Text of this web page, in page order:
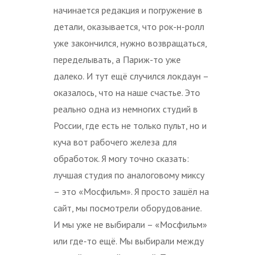
начинается редакция и погружение в
детали, оказывается, что рок-н-ролл
уже закончился, нужно возвращаться,
переделывать, а Париж-то уже
далеко. И тут ещё случился локдаун –
оказалось, что на наше счастье. Это
реально одна из немногих студий в
России, где есть не только пульт, но и
куча вот рабочего железа для
обработок. Я могу точно сказать:
лучшая студия по аналоговому миксу
– это «Мосфильм». Я просто зашёл на
сайт, мы посмотрели оборудование.
И мы уже не выбирали – «Мосфильм»
или где-то ещё. Мы выбирали между